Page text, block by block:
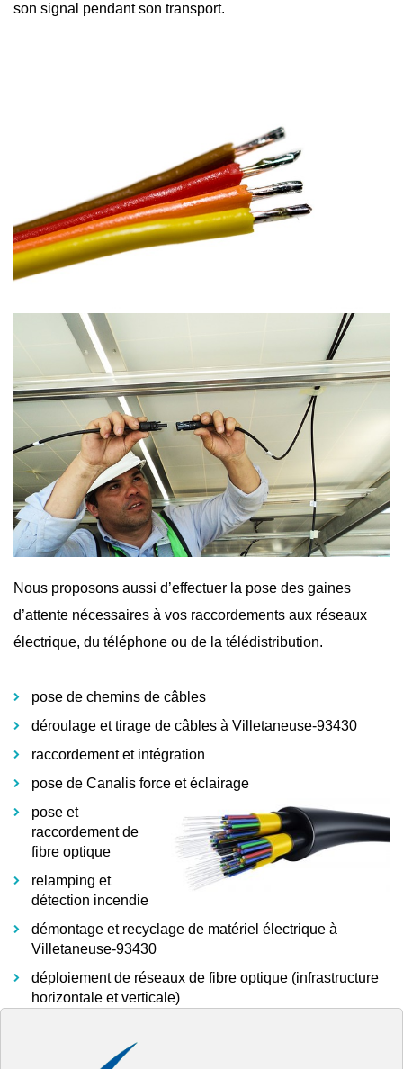
son signal pendant son transport.
Nous proposons aussi d’effectuer la pose des gaines
d’attente nécessaires à vos raccordements aux réseaux
électrique, du téléphone ou de la télédistribution.
pose de chemins de câbles
déroulage et tirage de câbles à Villetaneuse-93430
raccordement et intégration
pose de Canalis force et éclairage
pose et
raccordement de
fibre optique
relamping et
détection incendie
démontage et recyclage de matériel électrique à
Villetaneuse-93430
déploiement de réseaux de fibre optique (infrastructure
horizontale et verticale)